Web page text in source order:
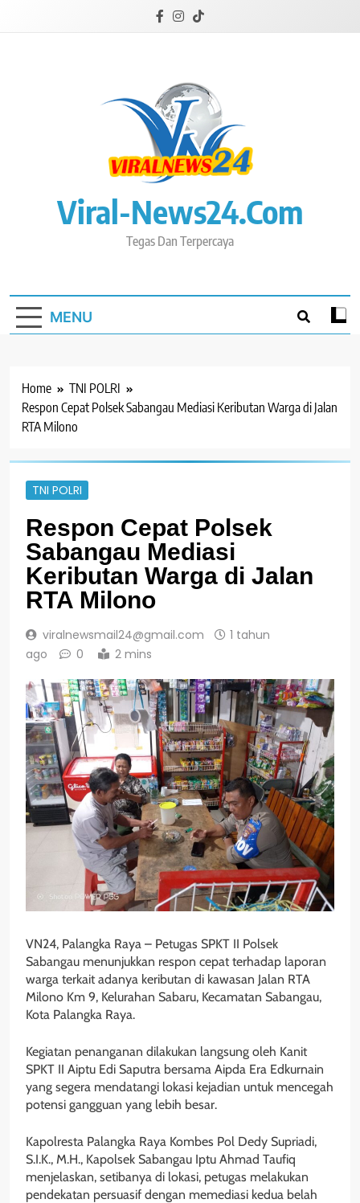
Viral-News24.com
Tegas Dan Terpercaya
MENU
Home
TNI POLRI
Respon Cepat Polsek Sabangau Mediasi Keributan Warga di Jalan
RTA Milono
TNI POLRI
Respon Cepat Polsek
Sabangau Mediasi
Keributan Warga di Jalan
RTA Milono
viralnewsmail24@gmail.com
1 tahun
ago
0 2 mins
VN24, Palangka Raya – Petugas SPKT II Polsek
Sabangau menunjukkan respon cepat terhadap laporan
warga terkait adanya keributan di kawasan Jalan RTA
Milono Km 9, Kelurahan Sabaru, Kecamatan Sabangau,
Kota Palangka Raya.
Kegiatan penanganan dilakukan langsung oleh Kanit
SPKT II Aiptu Edi Saputra bersama Aipda Era Edkurnain
yang segera mendatangi lokasi kejadian untuk mencegah
potensi gangguan yang lebih besar.
Kapolresta Palangka Raya Kombes Pol Dedy Supriadi,
S.I.K., M.H., Kapolsek Sabangau Iptu Ahmad Taufiq
menjelaskan, setibanya di lokasi, petugas melakukan
pendekatan persuasif dengan memediasi kedua belah